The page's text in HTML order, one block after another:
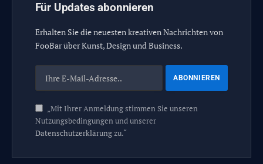
Für Updates abonnieren
Erhalten Sie die neuesten kreativen Nachrichten von
FooBar über Kunst, Design und Business.
„Mit Ihrer Anmeldung stimmen Sie unseren
Nutzungsbedingungen und unserer
Datenschutzerklärungzu.“